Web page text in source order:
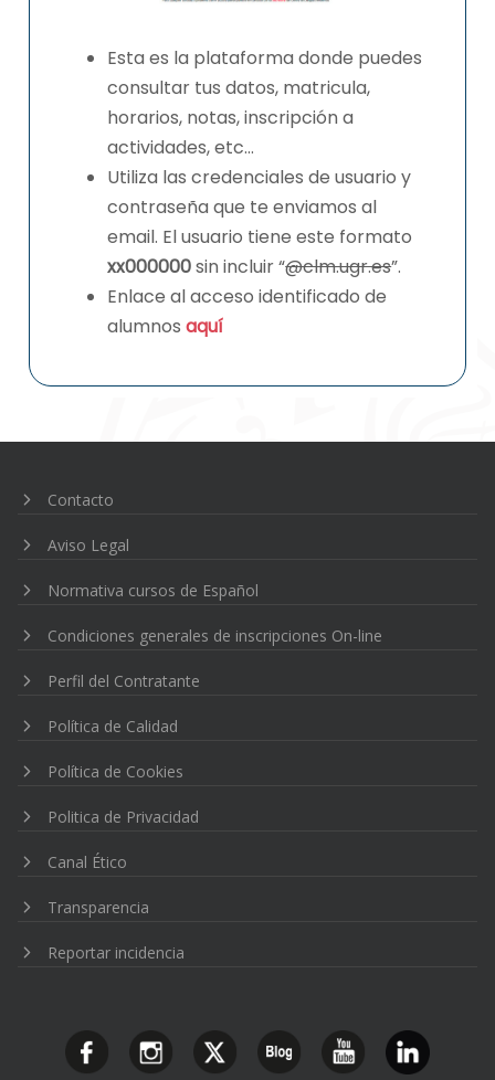
Esta es la plataforma donde puedes
consultar tus datos, matricula,
horarios, notas, inscripción a
actividades, etc…
Utiliza las credenciales de usuario y
contraseña que te enviamos al
email. El usuario tiene este formato
xx000000sin incluir “@clm.ugr.es”.
Enlace al acceso identificado de
alumnosaquí
de
Contacto
Aviso Legal
Normativa cursos de Español
Condiciones generales de inscripciones On-line
Perfil del Contratante
Política de Calidad
Política de Cookies
Politica de Privacidad
Canal Ético
Transparencia
Reportar incidencia